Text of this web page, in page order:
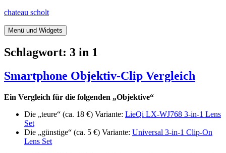
Springe
Inhalt
chateau scholt
Menü und Widgets
Schlagwort: 3 in 1
Smartphone Objektiv-Clip Vergleich
Ein Vergleich für die folgenden „Objektive“
Die „teure“ (ca. 18 €) Variante: LieQi LX-WJ768 3-in-1 Lens
Set
Die „günstige“ (ca. 5 €) Variante: Universal 3-in-1 Clip-On
Lens Set